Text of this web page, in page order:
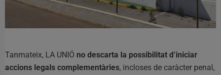
Tanmateix, LA UNIÓ no descarta la possibilitat d’iniciar
accions legals complementàries, incloses de caràcter penal,